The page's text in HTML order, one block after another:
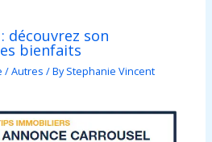
découvrez son
bienfaits
/Autres / ByStephanie Vincent